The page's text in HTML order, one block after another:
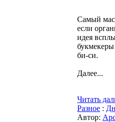
Самый
если
идея
букмекеры
би-си.
Далее...
Читать
Разное :
Автор: